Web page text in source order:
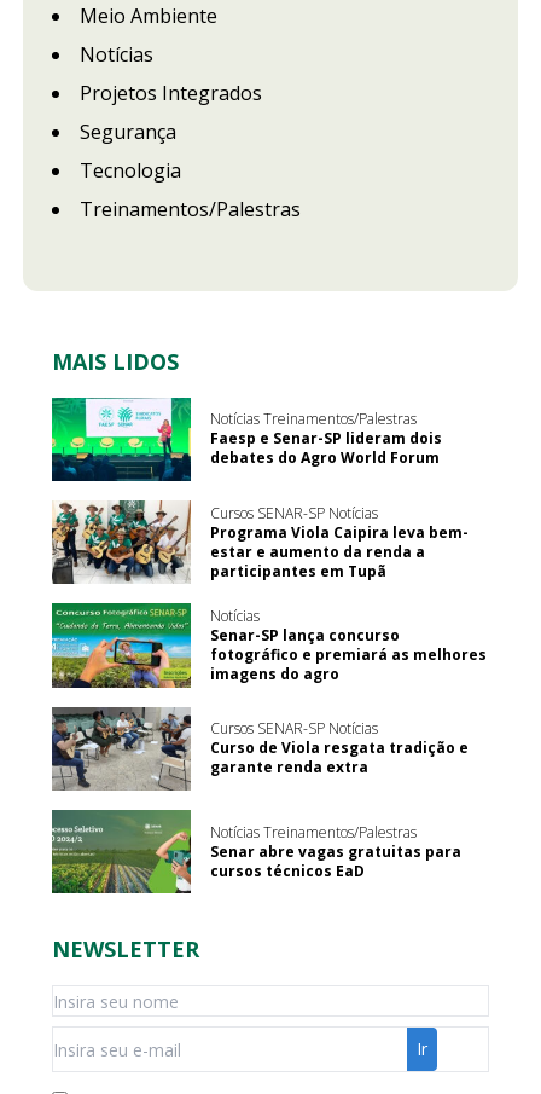
Meio Ambiente
Notícias
Projetos Integrados
Segurança
Tecnologia
Treinamentos/Palestras
MAIS LIDOS
Notícias Treinamentos/Palestras
Faesp e Senar-SP lideram dois
debates do Agro World Forum
Cursos SENAR-SP Notícias
Programa Viola Caipira leva bem-
estar e aumento da renda a
participantes em Tupã
Notícias
Senar-SP lança concurso
fotográfico e premiará as melhores
imagens do agro
Cursos SENAR-SP Notícias
Curso de Viola resgata tradição e
garante renda extra
Notícias Treinamentos/Palestras
Senar abre vagas gratuitas para
cursos técnicos EaD
NEWSLETTER